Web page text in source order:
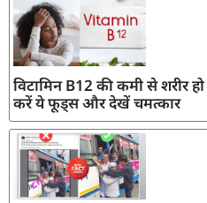
विटामिन B12 की कमी से शरीर
करें ये फूड्स और देखें चमत्कार